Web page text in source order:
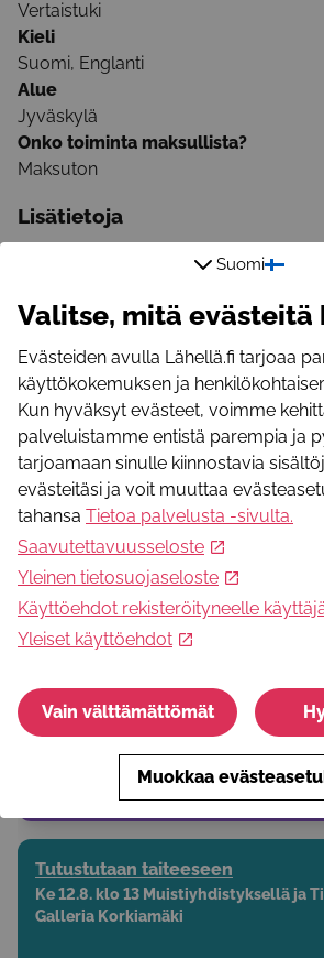
Vertaistuki
Kieli
Suomi, Englanti
Alue
Jyväskylä
Onko toiminta maksullista?
Maksuton
Lisätietoja
Puhelinnumero
WWW-osoite
www.sovatek.fi
Toiminnan järjestäjä
Sovatek-säätiö
Näytä toiminta kartalla
Nämä voisivat kiinnostaa sinua
MIKKELI: Tietovisailua
Tutustutaan taiteeseen
Ke 12.8. klo 13 Muistiyhdistyksellä ja
Galleria Korkiamäki
Suomi
Valitse, mitä evästeitä
Evästeiden avulla Lähellä.fi tarjoaa
käyttökokemuksen ja
Kun hyväksyt evästeet, voimme
palveluistamme entistä parempia ja
tarjoamaan sinulle kiinnostavia
evästeitäsi ja voit muuttaa
tahansa Tietoa palvelusta -sivulta.
Saavutettavuusseloste
Yleinen tietosuojaseloste
Käyttöehdot rekisteröityneelle
Yleiset käyttöehdot
Vain välttämättömät
Muokkaa